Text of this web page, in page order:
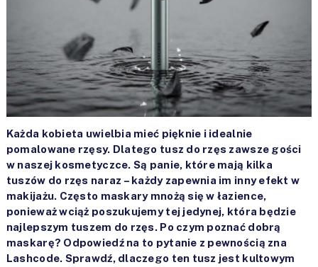
Każda kobieta uwielbia mieć pięknie i idealnie
pomalowane rzęsy. Dlatego tusz do rzęs zawsze gości
w naszej kosmetyczce. Są panie, które mają kilka
tuszów do rzęs naraz – każdy zapewnia im inny efekt w
makijażu. Często maskary mnożą się w łazience,
ponieważ wciąż poszukujemy tej jedynej, która będzie
najlepszym tuszem do rzęs. Po czym poznać dobrą
maskarę? Odpowiedź na to pytanie z pewnością zna
Lashcode. Sprawdź, dlaczego ten tusz jest kultowym